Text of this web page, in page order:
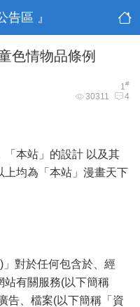
告區 』
色情物品條例
1#
30311 4
「本站」的設計 以及其
上均為「本站」漫畫天下
」對於任何包含於、經
站有關服務(以下簡稱
告、檔案(以下簡稱「資